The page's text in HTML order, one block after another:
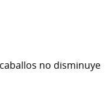
no disminuye